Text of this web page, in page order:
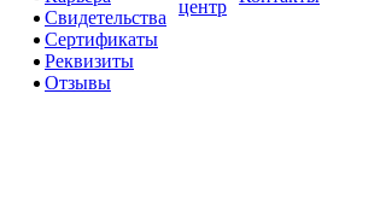
Свидетельства
Сертификаты
Реквизиты
Отзывы
центр